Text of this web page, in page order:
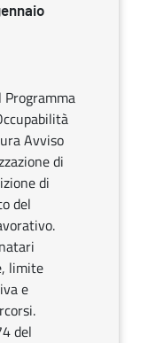
Avviso
di
di
del
limite
e
del